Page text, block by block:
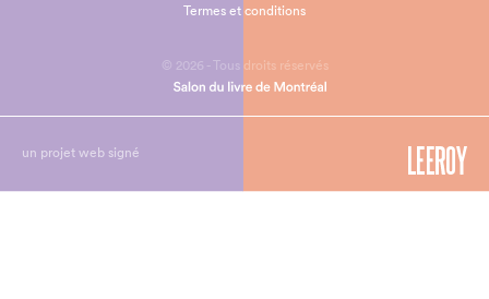
© 2026 - Tous droits réservés
Termes et conditions
un projet web signé